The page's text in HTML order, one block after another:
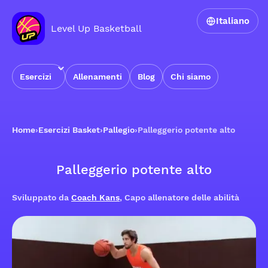
Level Up Basketball
Esercizi Allenamenti Blog Chi siamo
Italiano
Home›Esercizi Basket›Pallegio›Palleggerio potente alto
Palleggerio potente alto
Sviluppato da Coach Kans, Capo allenatore delle abilità